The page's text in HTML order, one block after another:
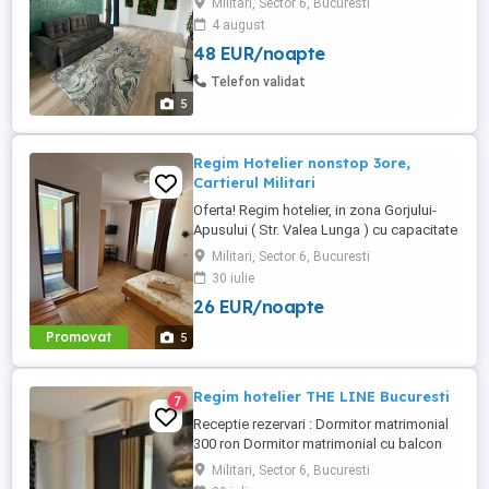
5
decomandat , situat în zona Militari
Residence. Dotări: Aer condiționat
Centrală proprie Wi-Fi rapid Televizor
Smart Bucătărie utilată Baie modernă
Militari, Sector 6, Bucuresti
4 august
48 EUR/noapte
Telefon validat
Promovat 5
Regim Hotelier nonstop 3ore,
Cartierul Militari
Oferta! Regim hotelier, in zona Gorjului-
Apusului ( Str. Valea Lunga ) cu capacitate
de 13 camere. Accesul se realizeaza NON-
STOP la Receptia pensiunii. Tarife: 135 lei
3 ore. 150 lei 4 ore 160 lei 6 ore 230 lei
noapte (ora 12-ora 12) Pentru rezervari
Militari, Sector 6, Bucuresti
30 iulie
26 EUR/noapte
7 Regim hotelier THE LINE Bucuresti
Receptie rezervari : Dormitor matrimonial
300 ron Dormitor matrimonial cu balcon
350 ron Camera de 4 locuei 450 ron Tariful
include : Camera cu baie pat king lenjerie
Militari, Sector 6, Bucuresti